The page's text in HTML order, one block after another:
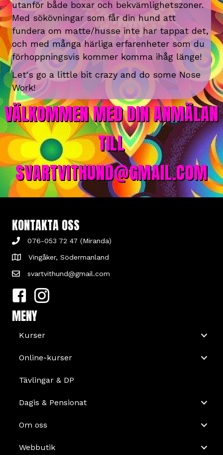
utanför både boxar och bekvämlighetszoner.
Med sökövningar som får din hund att
fundera om matte/husse inte har tappat det,
och med många härliga erfarenheter som du
förhoppningsvis kommer komma ihåg länge!
Let's go a little bit crazy and do some Nose
Work!
VÄLKOMMEN MED DIN ANMÄLAN
TILL
SVARTVITHUND@GMAIL.COM
KONTAKTA OSS
076-053 72 47 (Miranda)
Vingåker, Södermanland
svartvithund@gmail.com
MENY
Kurser
Online-kurser
Tävlingar & DP
Dagis & Pensionat
Om oss
Webbutik